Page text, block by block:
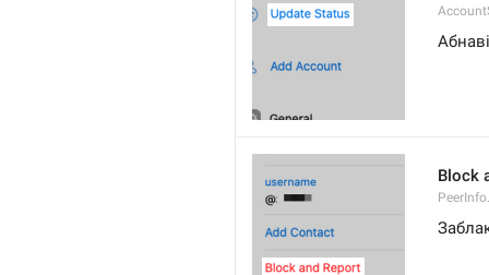
Block